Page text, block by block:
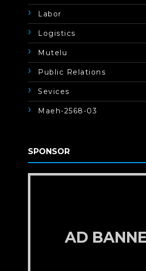
Labor
Logistics
Mutelu
Public Relations
Sevices
Maeh-2568-03
SPONSOR
AD